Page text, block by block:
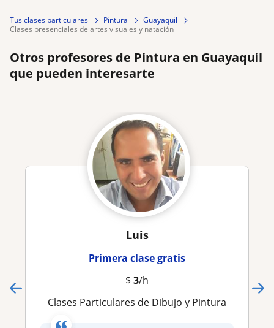
Tus clases particulares Pintura
Guayaquil
clases presenciales de artes visuales y natación
Otros profesores de Pintura en Guayaquil
que pueden interesarte
Luis
Primera clase gratis
$ 3/h
Clases Particulares de Dibujo y Pintura